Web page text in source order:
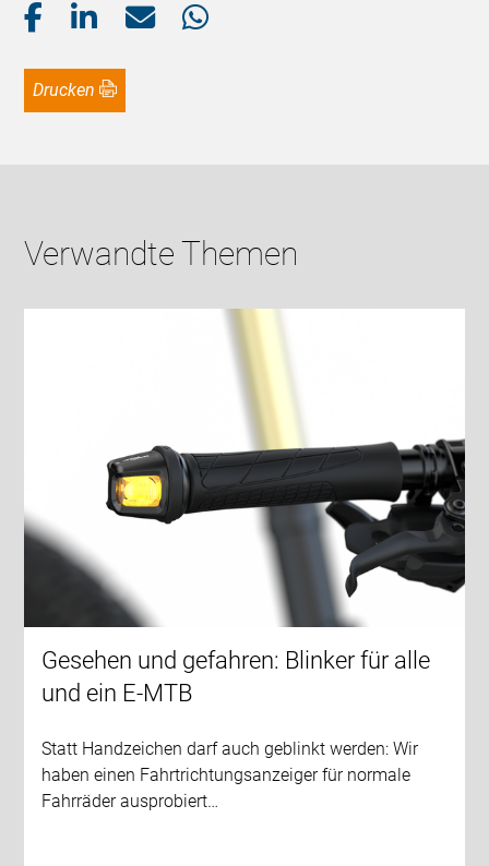
Drucken
Verwandte Themen
Gesehen und gefahren: Blinker für alle
und ein E-MTB
Statt Handzeichen darf auch geblinkt werden: Wir
haben einen Fahrtrichtungsanzeiger für normale
Fahrräder ausprobiert…